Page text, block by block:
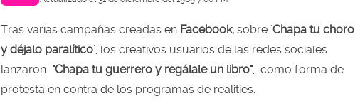
Tras varias campañas creadas en Facebook, sobre 'Chapa tu choro
y déjalo paralítico' , los creativos usuarios de las redes sociales
lanzaron "Chapa tu guerrero y regálale un libro", como forma de
protesta en contra de los programas de realities.